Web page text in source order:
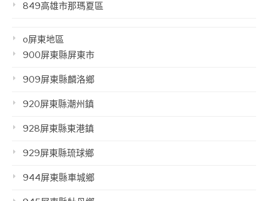
849高雄市那瑪夏區
o屏東地區
900屏東縣屏東市
909屏東縣麟洛鄉
920屏東縣潮州鎮
928屏東縣東港鎮
929屏東縣琉球鄉
944屏東縣車城鄉